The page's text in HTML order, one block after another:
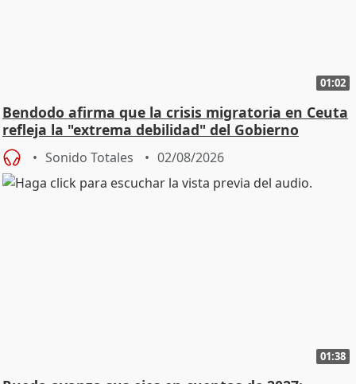
01:02
Bendodo afirma que la crisis migratoria en Ceuta
refleja la "extrema debilidad" del Gobierno
Sonido Totales 02/08/2026
01:38